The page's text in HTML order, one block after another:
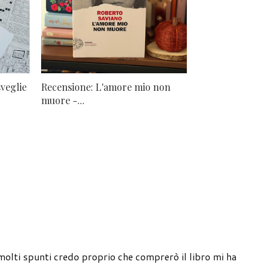
Recensione: L'amore mio non
muore -...
spunti credo proprio che comprerò il libro mi ha